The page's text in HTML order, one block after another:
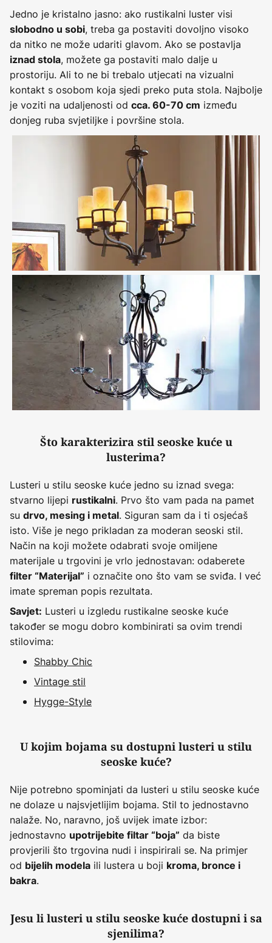
Jedno je kristalno jasno: ako rustikalni luster visi
slobodno u sobi, treba ga postaviti dovoljno visoko
da nitko ne može udariti glavom. Ako se postavlja
iznad stola, možete ga postaviti malo dalje u
prostoriju. Ali to ne bi trebalo utjecati na vizualni
kontakt s osobom koja sjedi preko puta stola. Najbolje
je voziti na udaljenosti od cca. 60-70 cm između
donjeg ruba svjetiljke i površine stola.
Što karakterizira stil seoske kuće u
lusterima?
Lusteri u stilu seoske kuće jedno su iznad svega:
stvarno lijepi rustikalni. Prvo što vam pada na pamet
su drvo, mesing i metal. Siguran sam da i ti osjećaš
isto. Više je nego prikladan za moderan seoski stil.
Način na koji možete odabrati svoje omiljene
materijale u trgovini je vrlo jednostavan: odaberete
filter “Materijal” i označite ono što vam se sviđa. I već
imate spreman popis rezultata.
Savjet: Lusteri u izgledu rustikalne seoske kuće
također se mogu dobro kombinirati sa ovim trendi
stilovima:
Shabby Chic
Vintage stil
Hygge-Style
U kojim bojama su dostupni lusteri u stilu
seoske kuće?
Nije potrebno spominjati da lusteri u stilu seoske kuće
ne dolaze u najsvjetlijim bojama. Stil to jednostavno
nalaže. No, naravno, još uvijek imate izbor:
jednostavno upotrijebite filtar “boja” da biste
provjerili što trgovina nudi i inspirirali se. Na primjer
od bijelih modela ili lustera u boji kroma, bronce i
bakra.
Jesu li lusteri u stilu seoske kuće dostupni i sa
sjenilima?